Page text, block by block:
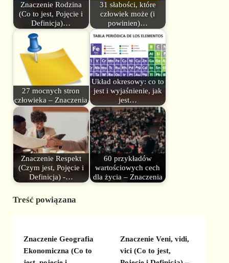
Znaczenie Rodzina
(Co to jest, Pojęcie i
Definicja)…
31 słabości, które
człowiek może (i
powinien)…
27 mocnych stron
człowieka – Znaczenia
Układ okresowy: co to
jest i wyjaśnienie, jak
jest…
Znaczenie Respekt
(Czym jest, Pojęcie i
Definicja) -…
60 przykładów
wartościowych cech
dla życia – Znaczenia
Treść powiązana
Znaczenie Geografia
Ekonomiczna (Co to
Znaczenie Veni, vidi,
vici (Co to jest,